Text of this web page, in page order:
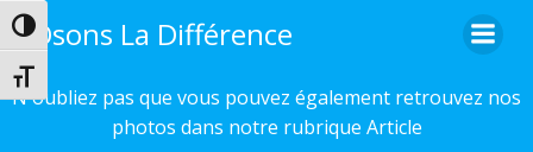
Passer en contraste élevé
Changer la taille de la police
au
Osons La Différence
N'oubliez pas que vous pouvez également retrouvez nos
photos dans notre rubrique Article